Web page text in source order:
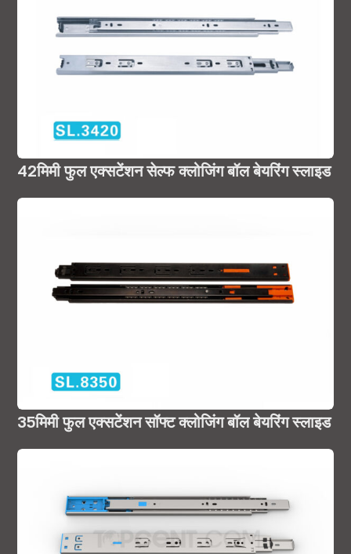
42मिमी फुल एक्सटेंशन सेल्फ क्लोजिंग बॉल बेयरिंग स्लाइड
35मिमी फुल एक्सटेंशन सॉफ्ट क्लोजिंग बॉल बेयरिंग स्लाइड